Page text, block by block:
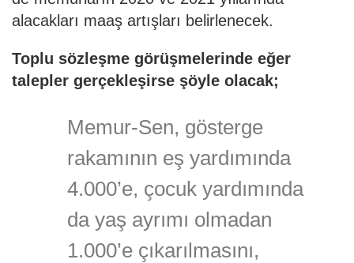
alacakları maaş artışları belirlenecek.
Toplu sözleşme görüşmelerinde eğer
talepler gerçekleşirse şöyle olacak;
Memur-Sen, gösterge
rakamının eş yardımında
4.000’e, çocuk yardımında
da yaş ayrımı olmadan
1.000’e çıkarılmasını,